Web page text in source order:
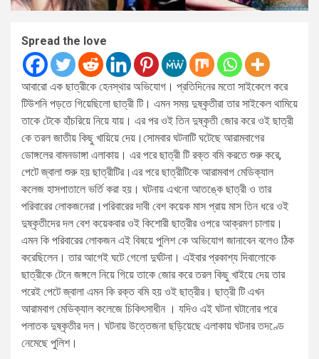
Spread the love
আবারো এক ছাত্রীকে হেনস্থার অভিযোগ। প্রতিদিনের মতো সাইকেলে করে
টিউশনি পড়তে গিয়েছিলো ছাত্রী টি। এমন সময় দুষ্কৃতীরা তার সাইকেল থামিয়ে
তাকে টেকে হাঁচরিয়ে নিয়ে যায়। এর পর ওই তিন দুষ্কৃতী জোর করে ওই ছাত্রী
কে তরল জাতীয় কিছু খায়িয়ে দেয়।সোমবার ঘটনাটি ঘটেছে আরামবাগের
ডোঙ্গলের বামনডাঙ্গা এলাকায়। এর পরে ছাত্রী টি রক্ত বমি করতে শুরু করে,
পেটে জ্বালা শুরু হয় ছাত্রীটির।এর পরে ছাত্রীটিকে আরামবাগ মেডিক্যাল
কলেজ হাসপাতালে ভর্তি করা হয়। ঘটনায় এখনো আতঙ্কে ছাত্রী ও তার
পরিবারের লোকজনেরা।পরিবারের দাবী বেশ কয়েক মাস প্রায় মাস তিন ধরে ওই
দুষ্কৃতীদের দল বেশ কয়েকবার ওই কিশোরী ছাত্রীর ওপরে আক্রমণ চালায়।
এমন কি পরিবারের লোকজন এই বিষয়ে পুলিশ কে অভিযোগ জানাবেন বলেও ঠিক
করেছিলেন। তার আগেই ঘটে গেলো দুর্ঘটনা। এইবার প্রকাশ্য দিবালোকে
ছাত্রীকে টেনে জঙ্গলে নিয়ে গিয়ে তাকে জোর করে তরল কিছু খাইয়ে দেয় তার
পরেই পেটে জ্বালা এমন কি রক্ত বমি হয় ওই ছাত্রীর। ছাত্রী টি এখন
আরামবাগ মেডিক্যাল কলেজে চিকিৎসাধীন । যদিও এই ঘটনা ঘটানোর পরে
পলাতক দুষ্কৃতীর দল। ঘটনায় উত্তেজনা ছড়িয়েছে এলাকায় ঘটনার তদণ্ডে
নেমেছে পুলিশ।